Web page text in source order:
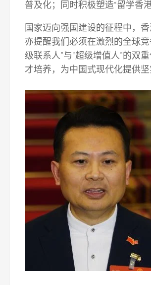
普及化；同时积极塑造“留学香
国家迈向强国建设的征程中，
亦提醒我们必须在激烈的全球
级联系人”与“超级增值人”的双
才培养，为中国式现代化提供坚